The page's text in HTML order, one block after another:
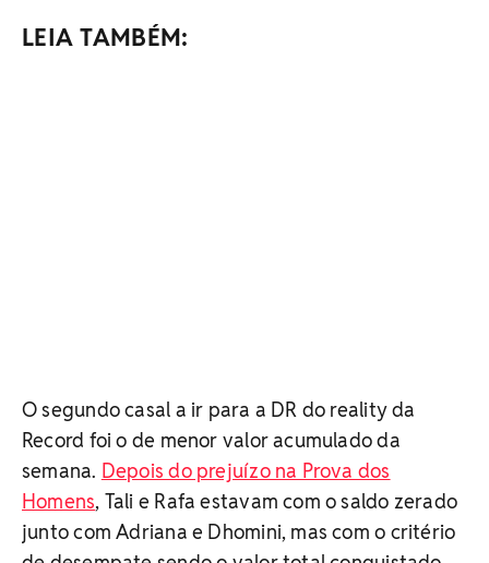
LEIA TAMBÉM:
O segundo casal a ir para a DR do reality da
Record foi o de menor valor acumulado da
semana. Depois do prejuízo na Prova dos
Homens, Tali e Rafa estavam com o saldo zerado
junto com Adriana e Dhomini, mas com o critério